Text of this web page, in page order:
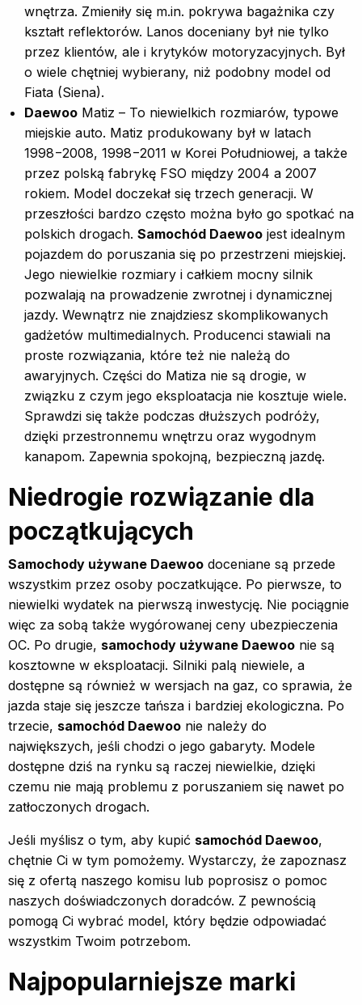
wnętrza. Zmieniły się m.in. pokrywa bagażnika czy
kształt reflektorów. Lanos doceniany był nie tylko
przez klientów, ale i krytyków motoryzacyjnych. Był
o wiele chętniej wybierany, niż podobny model od
Fiata (Siena).
Daewoo Matiz – To niewielkich rozmiarów, typowe
miejskie auto. Matiz produkowany był w latach
1998−2008, 1998−2011 w Korei Południowej, a także
przez polską fabrykę FSO między 2004 a 2007
rokiem. Model doczekał się trzech generacji. W
przeszłości bardzo często można było go spotkać na
polskich drogach. Samochód Daewoo jest idealnym
pojazdem do poruszania się po przestrzeni miejskiej.
Jego niewielkie rozmiary i całkiem mocny silnik
pozwalają na prowadzenie zwrotnej i dynamicznej
jazdy. Wewnątrz nie znajdziesz skomplikowanych
gadżetów multimedialnych. Producenci stawiali na
proste rozwiązania, które też nie należą do
awaryjnych. Części do Matiza nie są drogie, w
związku z czym jego eksploatacja nie kosztuje wiele.
Sprawdzi się także podczas dłuższych podróży,
dzięki przestronnemu wnętrzu oraz wygodnym
kanapom. Zapewnia spokojną, bezpieczną jazdę.
Niedrogie rozwiązanie dla
początkujących
Samochody używane Daewoo doceniane są przede
wszystkim przez osoby poczatkujące. Po pierwsze, to
niewielki wydatek na pierwszą inwestycję. Nie pociągnie
więc za sobą także wygórowanej ceny ubezpieczenia
OC. Po drugie, samochody używane Daewoo nie są
kosztowne w eksploatacji. Silniki palą niewiele, a
dostępne są również w wersjach na gaz, co sprawia, że
jazda staje się jeszcze tańsza i bardziej ekologiczna. Po
trzecie, samochód Daewoo nie należy do
największych, jeśli chodzi o jego gabaryty. Modele
dostępne dziś na rynku są raczej niewielkie, dzięki
czemu nie mają problemu z poruszaniem się nawet po
zatłoczonych drogach.
Jeśli myślisz o tym, aby kupić samochód Daewoo,
chętnie Ci w tym pomożemy. Wystarczy, że zapoznasz
się z ofertą naszego komisu lub poprosisz o pomoc
naszych doświadczonych doradców. Z pewnością
pomogą Ci wybrać model, który będzie odpowiadać
wszystkim Twoim potrzebom.
Najpopularniejsze marki